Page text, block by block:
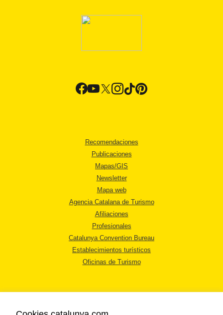
Recomendaciones
Publicaciones
Mapas/GIS
Newsletter
Mapa web
Agencia Catalana de Turismo
Afiliaciones
Profesionales
Catalunya Convention Bureau
Establecimientos turísticos
Oficinas de Turismo